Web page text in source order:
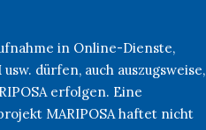
in Online-Dienste,
dürfen, auch auszugsweise,
erfolgen. Eine
MARIPOSA haftet nicht